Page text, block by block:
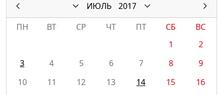
ИЮЛЬ
2017
ПН
ВТ СР ЧТ ПТ СБ
ВС
1
2
3
4 5 6 7 8
9
10
11 12 13 14 15
16